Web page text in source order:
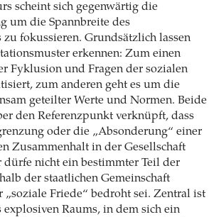
scheint sich gegenwärtig die
um die Spannbreite des
fokussieren. Grundsätzlich lassen
erkennen: Zum einen
Fyklusion und Fragen der sozialen
zum anderen geht es um die
geteilter Werte und Normen. Beide
den Referenzpunkt verknüpft, dass
oder die „Absonderung“ einer
Zusammenhalt in der Gesellschaft
dürfe nicht ein bestimmter Teil der
der staatlichen Gemeinschaft
„soziale Friede“ bedroht sei. Zentral ist
Raums, in dem sich ein